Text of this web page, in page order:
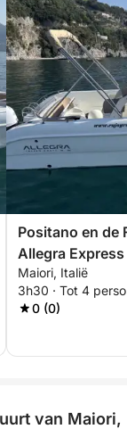
Positano en de
Allegra Express
Maiori, Italië
3h30 · Tot 4
0 (0)
van Maiori,